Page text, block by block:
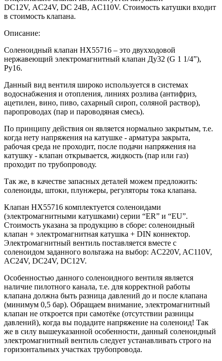
DC12V, AC24V, DC 24В, AC110V. Стоимость катушки входит
в стоимость клапана.
Описание:
Соленоидный клапан HX55716 – это двухходовой
нержавеющий электромагнитный клапан Ду32 (G 1 1/4”),
Ру16.
Данный вид вентиля широко используется в системах
водоснабжения и отопления, линиях розлива (антифриз,
ацетилен, вино, пиво, сахарный сироп, соляной раствор),
паропроводах (пар и пароводяная смесь).
По принципу действия он является нормально закрытым, т.е.
когда нету напряжения на катушке - арматура закрыта,
рабочая среда не проходит, после подачи напряжения на
катушку - клапан открывается, жидкость (пар или газ)
проходит по трубопроводу.
Так же, в качестве запасных деталей можем предложить:
соленоиды, штоки, плунжеры, регуляторы тока клапана.
Клапан HX55716 комплектуется соленоидами
(электромагнитными катушками) серии “ER” и “EU”.
Стоимость указана за продукцию в сборе: соленоидный
клапан + электромагнитная катушка + DIN коннектор.
Электромагнитный вентиль поставляется вместе с
соленоидом заданного вольтажа на выбор: AC220V, AC110V,
AC24V, DC24V, DC12V.
Особенностью данного соленоидного вентиля является
наличие пилотного канала, т.е. для корректной работы
клапана должна быть разница давлений до и после клапана
(минимум 0,5 бар). Обращаем внимание, электромагнитный
клапан не откроется при самотёке (отсутствии разницы
давлений), когда вы подадите напряжение на соленоид! Так
же в силу вышеуказанной особенности, данный соленоидный
электромагнитный вентиль следует устанавливать строго на
горизонтальных участках трубопровода.